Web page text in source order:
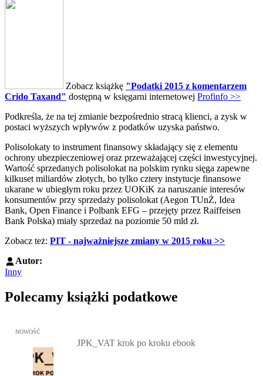
Zobacz książkę "Podatki 2015 z komentarzem
Crido Taxand" dostępną w księgarni internetowej Profinfo >>
Podkreśla, że na tej zmianie bezpośrednio stracą klienci, a zysk w
postaci wyższych wpływów z podatków uzyska państwo.
Polisolokaty to instrument finansowy składający się z elementu
ochrony ubezpieczeniowej oraz przeważającej części inwestycyjnej.
Wartość sprzedanych polisolokat na polskim rynku sięga zapewne
kilkuset miliardów złotych, bo tylko cztery instytucje finansowe
ukarane w ubiegłym roku przez UOKiK za naruszanie interesów
konsumentów przy sprzedaży polisolokat (Aegon TUnŻ, Idea
Bank, Open Finance i Polbank EFG – przejęty przez Raiffeisen
Bank Polska) miały sprzedaż na poziomie 50 mld zł.
Zobacz też: PIT - najważniejsze zmiany w 2015 roku >>
Autor:
Inny
Polecamy książki podatkowe
Przejdź do: JPK_VAT krok po kroku ebook, Patrycja Kubiesa -
NOWOŚĆ
JPK_VAT krok po kroku ebook